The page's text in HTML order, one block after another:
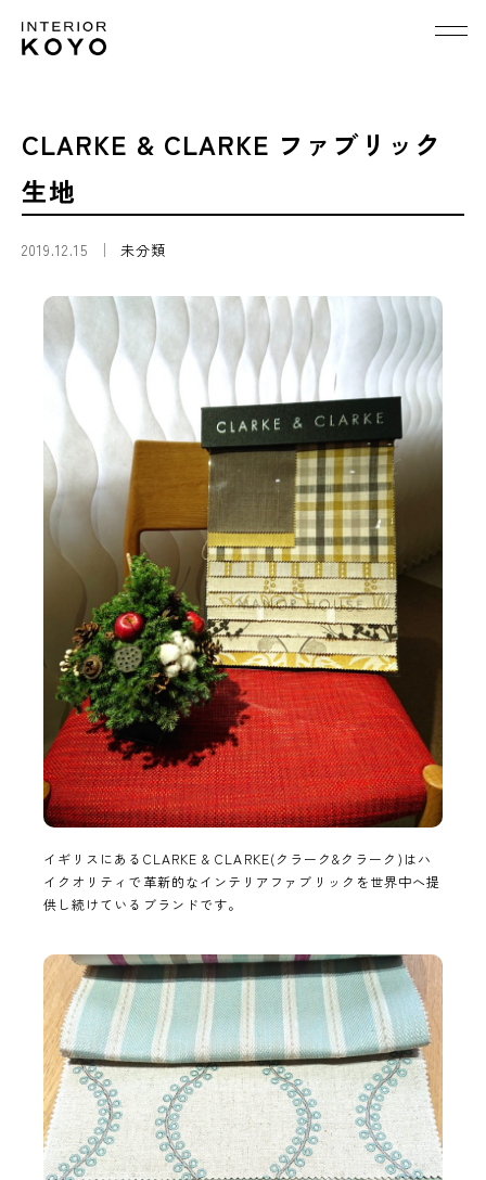
CLARKE & CLARKE ファブリック
生地
2019.12.15 未分類
イギリスにあるCLARKE & CLARKE(クラーク&クラーク)はハ
イクオリティで革新的なインテリアファブリックを世界中へ提
供し続けているブランドです。